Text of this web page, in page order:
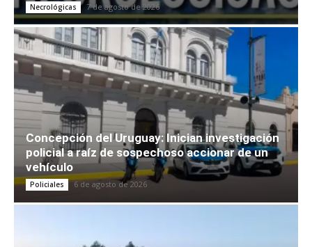
Necrológicas 7 de agosto de 2026
Concepción del Uruguay: Inician investigación
policial a raíz de sospechoso accionar de un
vehículo
Policiales 6 de agosto de 2026